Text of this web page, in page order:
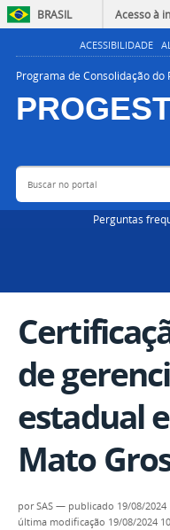
BRASIL Acesso à
ACESSIBILIDADE
Programa de Consolidação do
AGÊNCIA NACIONAL DE
Buscar no portal
Perguntas
de
estadual
Mato
porSAS — publicado 19/08/2024
última modificação 19/08/2024